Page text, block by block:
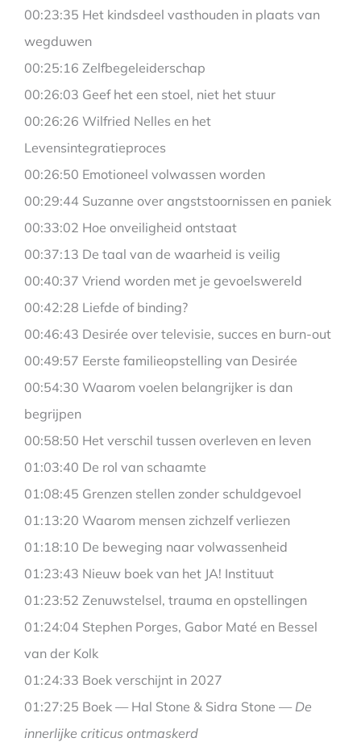
00:23:35 Het kindsdeel vasthouden in plaats van
wegduwen
00:25:16 Zelfbegeleiderschap
00:26:03 Geef het een stoel, niet het stuur
00:26:26 Wilfried Nelles en het
Levensintegratieproces
00:26:50 Emotioneel volwassen worden
00:29:44 Suzanne over angststoornissen en paniek
00:33:02 Hoe onveiligheid ontstaat
00:37:13 De taal van de waarheid is veilig
00:40:37 Vriend worden met je gevoelswereld
00:42:28 Liefde of binding?
00:46:43 Desirée over televisie, succes en burn-out
00:49:57 Eerste familieopstelling van Desirée
00:54:30 Waarom voelen belangrijker is dan
begrijpen
00:58:50 Het verschil tussen overleven en leven
01:03:40 De rol van schaamte
01:08:45 Grenzen stellen zonder schuldgevoel
01:13:20 Waarom mensen zichzelf verliezen
01:18:10 De beweging naar volwassenheid
01:23:43 Nieuw boek van het JA! Instituut
01:23:52 Zenuwstelsel, trauma en opstellingen
01:24:04 Stephen Porges, Gabor Maté en Bessel
van der Kolk
01:24:33 Boek verschijnt in 2027
01:27:25 Boek — Hal Stone & Sidra Stone — De
innerlijke criticus ontmaskerd